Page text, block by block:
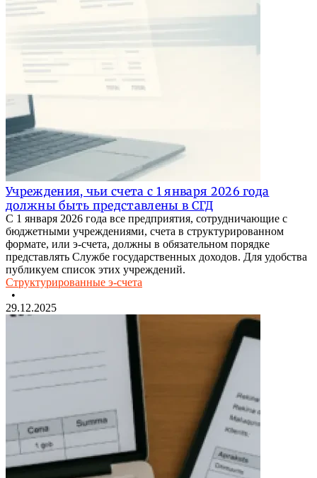
Учреждения, чьи счета с 1 января 2026 года
должны быть представлены в СГД
С 1 января 2026 года все предприятия, сотрудничающие с
бюджетными учреждениями, счета в структурированном
формате, или э-счета, должны в обязательном порядке
представлять Службе государственных доходов. Для удобства
публикуем список этих учреждений.
Структурированные э-счета
•
29.12.2025